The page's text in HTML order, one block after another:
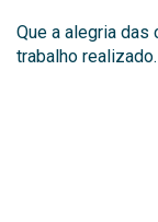
Que a alegria
trabalho realizado.